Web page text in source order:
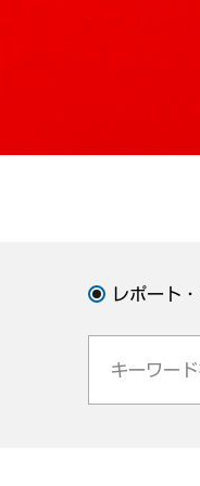
レポート